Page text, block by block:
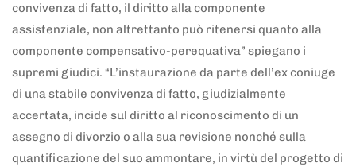
convivenza di fatto, il diritto alla componente
assistenziale, non altrettanto può ritenersi quanto alla
componente compensativo-perequativa” spiegano i
supremi giudici. “L’instaurazione da parte dell’ex coniuge
di una stabile convivenza di fatto, giudizialmente
accertata, incide sul diritto al riconoscimento di un
assegno di divorzio o alla sua revisione nonché sulla
quantificazione del suo ammontare, in virtù del progetto di